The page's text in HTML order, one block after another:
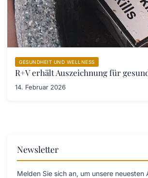
GESUNDHEIT UND WELLNESS
R+V erhält Auszeichnung für
14. Februar 2026
Newsletter
Melden Sie sich an, um unsere